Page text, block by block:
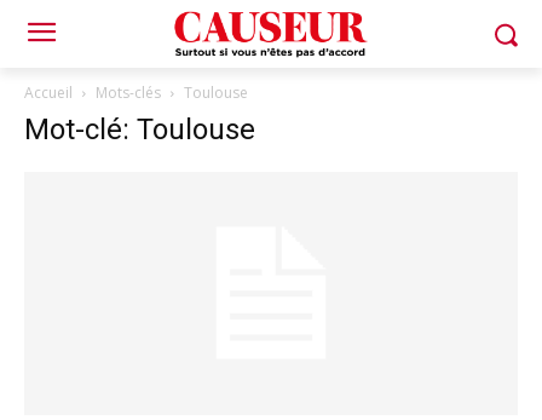
Accueil Mots-clés Toulouse
Mot-clé: Toulouse